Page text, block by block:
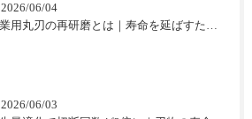
2026/06/04
2026/06/03